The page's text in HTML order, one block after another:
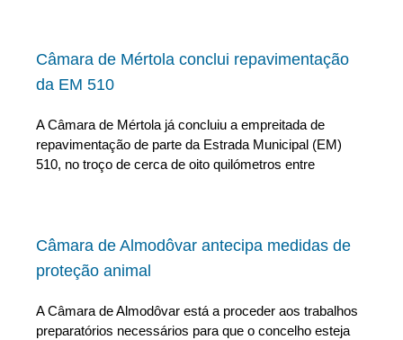
Câmara de Mértola conclui repavimentação
da EM 510
A Câmara de Mértola já concluiu a empreitada de
repavimentação de parte da Estrada Municipal (EM)
510, no troço de cerca de oito quilómetros entre
Câmara de Almodôvar antecipa medidas de
proteção animal
A Câmara de Almodôvar está a proceder aos trabalhos
preparatórios necessários para que o concelho esteja